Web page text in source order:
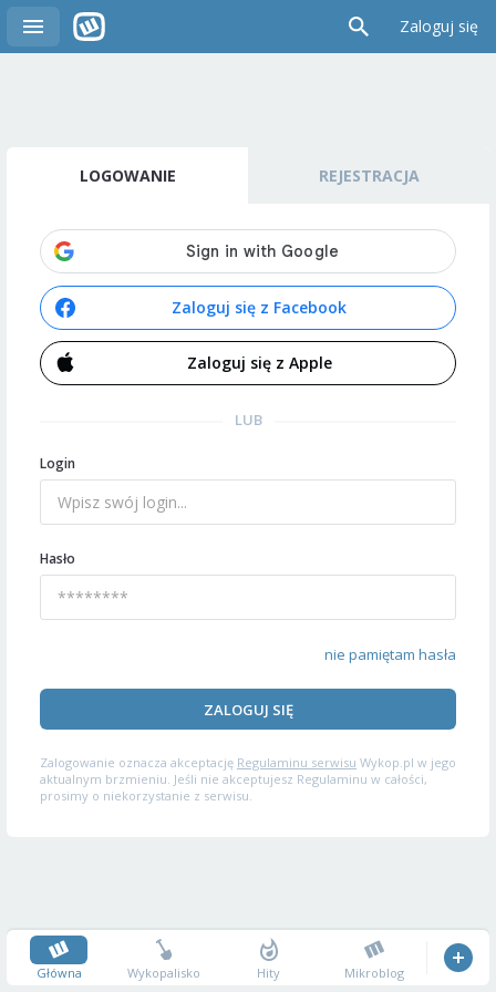
Zaloguj się
LOGOWANIE REJESTRACJA
Zaloguj się z Facebook
Zaloguj się z Apple
LUB
Login
Hasło
nie pamiętam hasła
ZALOGUJ SIĘ
Zalogowanie oznacza akceptację Regulaminu serwisu Wykop.pl w jego
aktualnym brzmieniu. Jeśli nie akceptujesz Regulaminu w całości,
prosimy o niekorzystanie z serwisu.
Główna Wykopalisko Hity Mikroblog